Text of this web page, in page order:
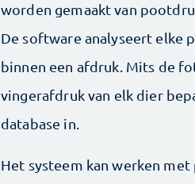
worden gemaakt van
De software analyseert elke
binnen een afdruk. Mits de
vingerafdruk van elk dier
database in.
Het systeem kan werken